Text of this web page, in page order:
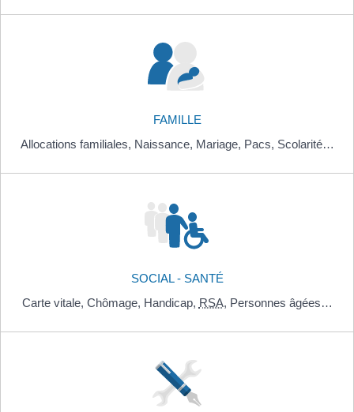
FAMILLE
Allocations familiales, Naissance, Mariage, Pacs, Scolarité…
SOCIAL - SANTÉ
Carte vitale, Chômage, Handicap, RSA, Personnes âgées…